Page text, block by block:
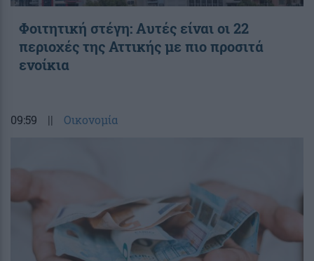
Φοιτητική στέγη: Aυτές είναι οι 22
περιοχές της Αττικής με πιο προσιτά
ενοίκια
09:59 || Οικονομία